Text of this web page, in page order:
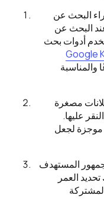
البحث عن
البحث عن
أدوات بحث
Google
والمناسبة
مصغرة
عليها.
لجعل
المستهدف
العمر